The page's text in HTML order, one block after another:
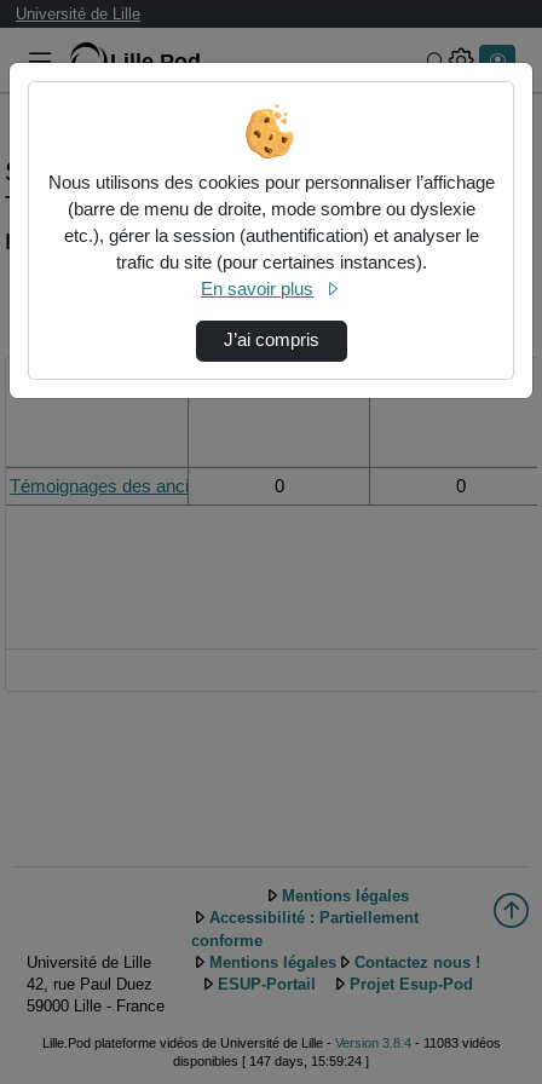
Université de Lille
Lille.Pod Rechercher
Statistiques de visualisation de la vidéo
Témoignages des anciens étudiants du
master ipm-rfa - première partie
Titre Vue de la journée Vue du mois
Témoignages des anciens étudiants du master IPM-RFA -
0 0
Université de Lille
42, rue Paul Duez
59000 Lille - France
Mentions légales
Accessibilité : Partiellement
conforme
Mentions légales
Contactez nous !
ESUP-Portail
Projet Esup-Pod
Lille.Pod plateforme vidéos de Université de Lille - Version 3.8.4- 11083 vidéos
disponibles [ 147 days, 15:59:24 ]
Nous utilisons des cookies pour personnaliser l’affichage
(barre de menu de droite, mode sombre ou dyslexie
etc.), gérer la session (authentification) et analyser le
trafic du site (pour certaines instances).
En savoir plus
J’ai compris